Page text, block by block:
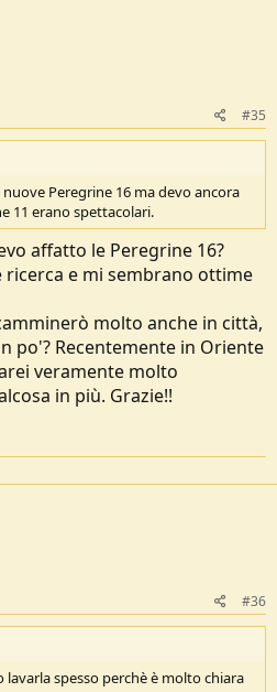
#35
Peregrine 16 ma devo ancora
11 erano spettacolari.
affatto le Peregrine 16?
e mi sembrano ottime
molto anche in città,
po'? Recentemente in Oriente
veramente molto
in più. Grazie!!
#36
spesso perchè è molto chiara